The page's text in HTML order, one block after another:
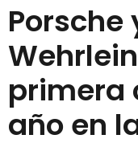
Porsche
primera
año en